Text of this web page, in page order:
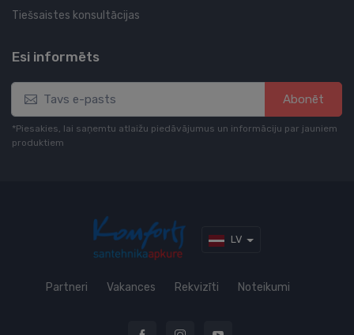
Tiešsaistes konsultācijas
Esi informēts
Abonēt
*Piesakies, lai saņemtu atlaižu piedāvājumus un informāciju par jauniem
produktiem
LV
Partneri Vakances Rekvizīti Noteikumi